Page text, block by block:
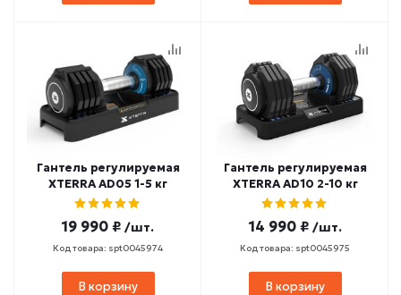
Гантель регулируемая
XTERRA AD05 1-5 кг
19 990 ₽ /шт.
Код товара: spt0045974
В корзину
Гантель регулируемая
XTERRA AD10 2-10 кг
14 990 ₽ /шт.
Код товара: spt0045975
В корзину